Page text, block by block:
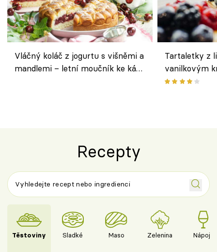
Vláčný koláč z jogurtu s višněmi a
mandlemi – letní moučník ke kávě
Tartaletky z
vanilkovým
ovocem
Recepty
Těstoviny Sladké Maso Zelenina Nápoje